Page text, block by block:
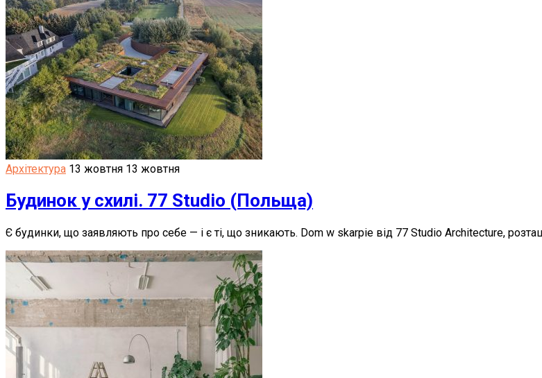
Архітектура 13 жовтня 13 жовтня
Будинок у схилі. 77 Studio (Польща)
Є будинки, що заявляють про себе — і є ті, що зникають. Dom w skarpie від 77 Studio Architecture,